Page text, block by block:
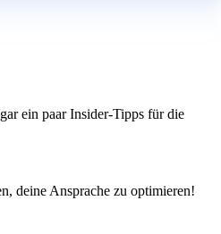
ein paar Insider-Tipps für die
deine Ansprache zu optimieren!